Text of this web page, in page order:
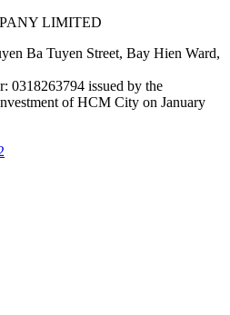
LIMITED
Ba Tuyen Street, Bay Hien Ward,
: 0318263794 issued by the
of HCM City on January